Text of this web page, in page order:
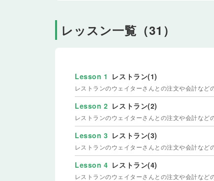
レッスン一覧（31）
Lesson 1 レストラン(1)
レストランのウェイターさんとの注文や会計など
Lesson 2 レストラン(2)
レストランのウェイターさんとの注文や会計など
Lesson 3 レストラン(3)
レストランのウェイターさんとの注文や会計など
Lesson 4 レストラン(4)
レストランのウェイターさんとの注文や会計など